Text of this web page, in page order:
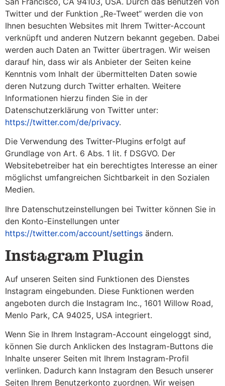
Twitter und der Funktion „Re-Tweet“ werden die von
Ihnen besuchten Websites mit Ihrem Twitter-Account
verknüpft und anderen Nutzern bekannt gegeben. Dabei
werden auch Daten an Twitter übertragen. Wir weisen
darauf hin, dass wir als Anbieter der Seiten keine
Kenntnis vom Inhalt der übermittelten Daten sowie
deren Nutzung durch Twitter erhalten. Weitere
Informationen hierzu finden Sie in der
Datenschutzerklärung von Twitter unter:
https://twitter.com/de/privacy.
Die Verwendung des Twitter-Plugins erfolgt auf
Grundlage von Art. 6 Abs. 1 lit. f DSGVO. Der
Websitebetreiber hat ein berechtigtes Interesse an einer
möglichst umfangreichen Sichtbarkeit in den Sozialen
Medien.
Ihre Datenschutzeinstellungen bei Twitter können Sie in
den Konto-Einstellungen unter
https://twitter.com/account/settings ändern.
Instagram Plugin
Auf unseren Seiten sind Funktionen des Dienstes
Instagram eingebunden. Diese Funktionen werden
angeboten durch die Instagram Inc., 1601 Willow Road,
Menlo Park, CA 94025, USA integriert.
Wenn Sie in Ihrem Instagram-Account eingeloggt sind,
können Sie durch Anklicken des Instagram-Buttons die
Inhalte unserer Seiten mit Ihrem Instagram-Profil
verlinken. Dadurch kann Instagram den Besuch unserer
Seiten Ihrem Benutzerkonto zuordnen. Wir weisen